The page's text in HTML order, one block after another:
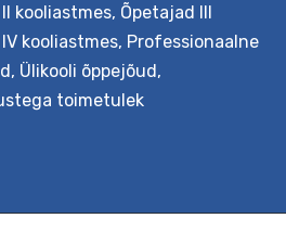
kooliastmes, Õpetajad III
kooliastmes, Professionaalne
, Ülikooli õppejõud,
toimetulek